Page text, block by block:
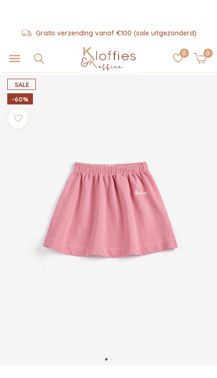
0 0
Gratis verzending vanaf €100 (sale uitgezonderd)
SALE
-60%